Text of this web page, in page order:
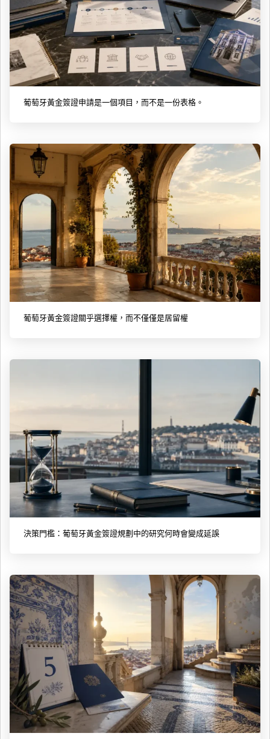
葡萄牙黃金簽證申請是一個項目，而不是一份表格。
葡萄牙黃金簽證關乎選擇權，而不僅僅是居留權
決策門檻：葡萄牙黃金簽證規劃中的研究何時會變成延誤